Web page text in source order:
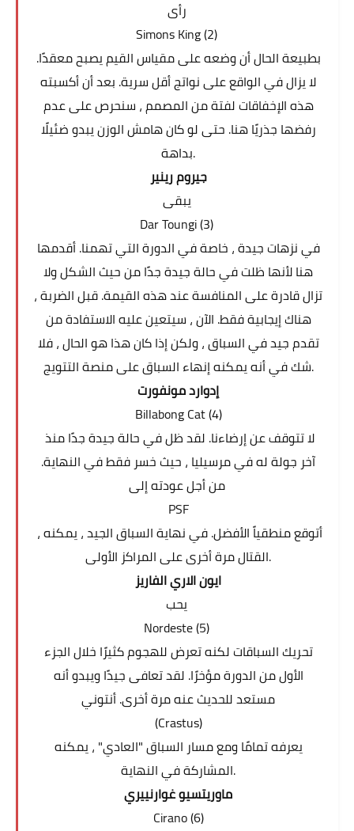
Simons King (2)
بطبيعة الحال أن وضعه على مقياس القيم يصبح معقدًا.
لا يزال في الواقع على نواتج أقل سرية. بعد أن أكسبته
هذه الإخفاقات لفتة من المصمم ، سنحرص على عدم
رفضها جذريًا هنا. حتى لو كان هامش الوزن يبدو ضئيلًا
بداهة.
جيروم رينير
يبقى
Dar Toungi (3)
في نزهات جيدة ، خاصة في الدورة التي تهمنا. أقدمها
هنا لأنها ظلت في حالة جيدة جدًا من حيث الشكل ولا
تزال قادرة على المنافسة عند هذه القيمة. قبل الضربة ،
هناك إيجابية فقط. الآن ، سيتعين عليه الاستفادة من
تقدم جيد في السباق ، ولكن إذا كان هذا هو الحال ، فلا
شك في أنه يمكنه إنهاء السباق على منصة التتويج.
إدوارد مونفورت
Billabong Cat (4)
آخر جولة له في مرسيليا ، حيث خسر فقط في النهاية.
من أجل عودته إلى
PSF
، أتوقع منطقياً الأفضل. في نهاية السباق الجيد ، يمكنه
القتال مرة أخرى على المراكز الأولى.
ايون الاري الفاريز
Nordeste (5)
تحريك السباقات لكنه تعرض للهجوم كثيرًا خلال الجزء
الأول من الدورة مؤخرًا. لقد تعافى جيدًا ويبدو أنه
مستعد للحديث عنه مرة أخرى. أنتوني
(Crastus)
يعرفه تمامًا ومع مسار السباق "العادي" ، يمكنه
المشاركة في النهاية.
ماوريتسيو غوارنييري
Cirano (6)